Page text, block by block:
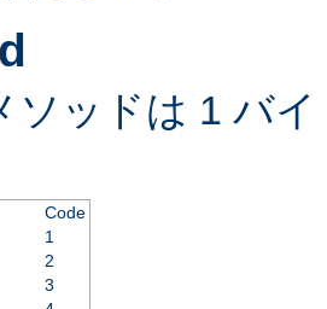
ソッドは 1 バ
Code
1
2
3